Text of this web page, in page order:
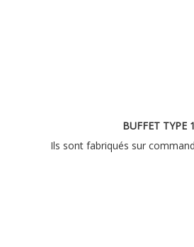
BUFFET TYPE 1
Ils sont fabriqués sur